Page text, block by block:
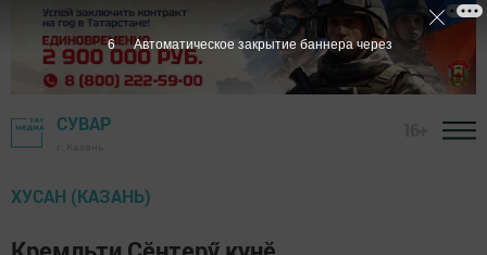
СУВАР
ХУСАН (КАЗАНЬ)
5 Автоматическое закрытие баннера через